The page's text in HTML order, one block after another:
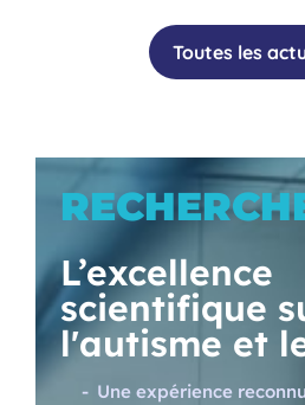
Toutes les
L’excellence
scientifique
l'autisme et
Une expérience